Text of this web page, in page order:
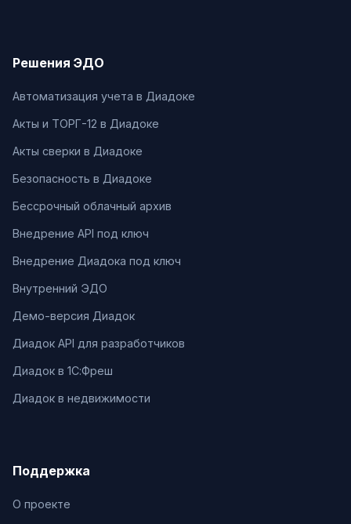
Решения ЭДО
Автоматизация учета в Диадоке
Акты и ТОРГ-12 в Диадоке
Акты сверки в Диадоке
Безопасность в Диадоке
Бессрочный облачный архив
Внедрение API под ключ
Внедрение Диадока под ключ
Внутренний ЭДО
Демо-версия Диадок
Диадок API для разработчиков
Диадок в 1С:Фреш
Диадок в недвижимости
Поддержка
О проекте